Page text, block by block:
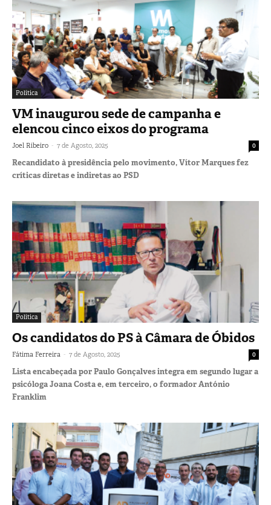
Política
VM inaugurou sede de campanha e
elencou cinco eixos do programa
Joel Ribeiro - 7 de Agosto, 2025 0
Recandidato à presidência pelo movimento, Vítor Marques fez
críticas diretas e indiretas ao PSD
Política
Os candidatos do PS à Câmara de Óbidos
Fátima Ferreira - 7 de Agosto, 2025 0
Lista encabeçada por Paulo Gonçalves integra em segundo lugar a
psicóloga Joana Costa e, em terceiro, o formador António
Franklim